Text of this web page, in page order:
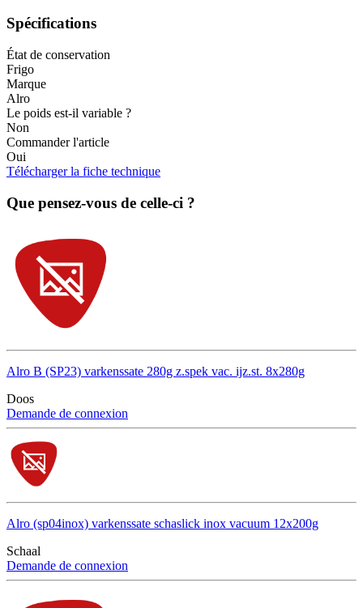
Spécifications
État de conservation
Frigo
Marque
Alro
Le poids est-il variable ?
Non
Commander l'article
Oui
Télécharger la fiche technique
Que pensez-vous de celle-ci ?
Alro B (SP23) varkenssate 280g z.spek vac. ijz.st. 8x280g
Doos
Demande de connexion
Alro (sp04inox) varkenssate schaslick inox vacuum 12x200g
Schaal
Demande de connexion